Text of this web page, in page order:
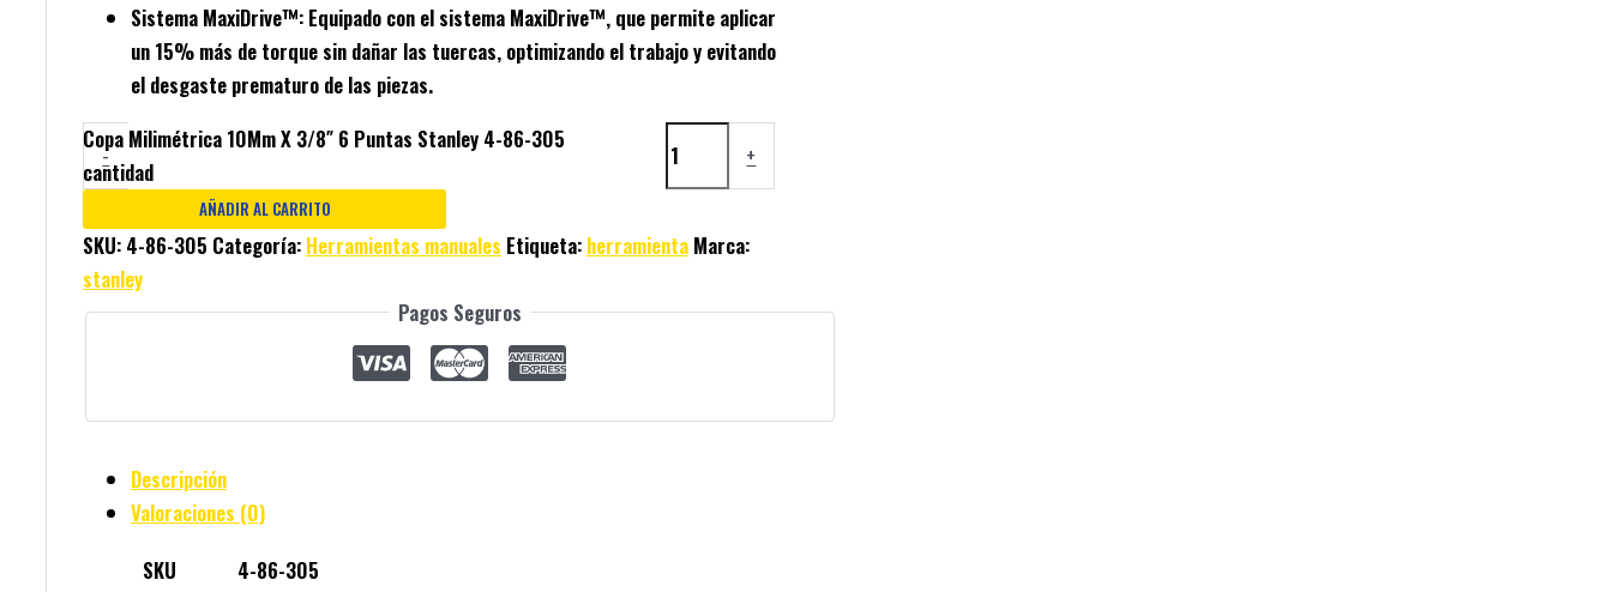
Sistema MaxiDrive™: Equipado con el sistema MaxiDrive™, que permite aplicar
un 15% más de torque sin dañar las tuercas, optimizando el trabajo y evitando
el desgaste prematuro de las piezas.
-
Copa Milimétrica 10Mm X 3/8″ 6 Puntas Stanley 4-86-305
cantidad
+
AÑADIR AL CARRITO
SKU: 4-86-305 Categoría: Herramientas manuales Etiqueta: herramienta Marca:
stanley
Pagos Seguros
Descripción
Valoraciones (0)
SKU
4-86-305